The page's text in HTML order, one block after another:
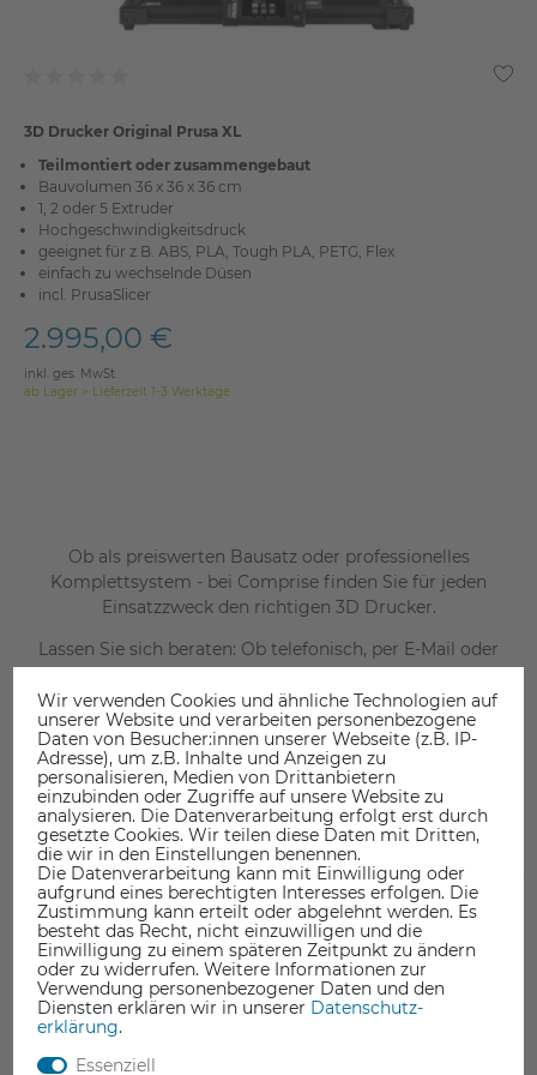
3D Drucker Original Prusa XL
Teilmontiert oder zusammengebaut
Bauvolumen 36 x 36 x 36 cm
1, 2 oder 5 Extruder
Hochgeschwindigkeitsdruck
geeignet für z.B. ABS, PLA, Tough PLA, PETG, Flex
einfach zu wechselnde Düsen
incl. PrusaSlicer
2.995,00 €
inkl. ges. MwSt.
ab Lager > Lieferzeit 1-3 Werktage
Ob als preiswerten Bausatz oder professionelles
Komplettsystem - bei Comprise finden Sie für jeden
Einsatzzweck den richtigen 3D Drucker.
Lassen Sie sich beraten: Ob telefonisch, per E-Mail oder
durch einen Besuch bei uns vor Ort. An unserem Standort
Zerbst (nahe Magdeburg) bieten wir Ihnen auf über 300
Quadratmetern Verkaufsfläche die Möglichkeit, uns
persönlich kennenzulernen und Fragen rund um das Thema
3D Druck im Detail zu besprechen. Wir freuen uns auf Ihren
Besuch.
Fertiggeräte finden Sie unter 3D-Druck / Fertiggeräte
Wir sind offizieller Distributor fürXYZprinting,Flashforge
Felixprinters , bq, CEL-Robox,Raise3Dund vielen weiteren
Herstellern.
Zu unserem Kerngeschäft gehört neben dem Vertrieb der
neuesten 3D Drucker Technologien und Innovationen,
Druckmaterialien, entsprechenden Softwarelösungen sowie
Wir verwenden Cookies und ähnliche Technologien auf
unserer Website und verarbeiten personenbezogene
Daten von Besucher:innen unserer Webseite (z.B. IP-
Adresse), um z.B. Inhalte und Anzeigen zu
personalisieren, Medien von Drittanbietern
einzubinden oder Zugriffe auf unsere Website zu
analysieren. Die Datenverarbeitung erfolgt erst durch
gesetzte Cookies. Wir teilen diese Daten mit Dritten,
die wir in den Einstellungen benennen.
Die Datenverarbeitung kann mit Einwilligung oder
aufgrund eines berechtigten Interesses erfolgen. Die
Zustimmung kann erteilt oder abgelehnt werden. Es
besteht das Recht, nicht einzuwilligen und die
Einwilligung zu einem späteren Zeitpunkt zu ändern
oder zu widerrufen. Weitere Informationen zur
Verwendung personenbezogener Daten und den
Diensten erklären wir in unserer Daten­schutz­
erklärung.
Essenziell